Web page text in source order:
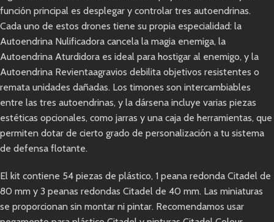
función principal es desplegar y controlar tres autoendrinas.
Cada uno de estos drones tiene su propia especialidad: la
Autoendrina Nulificadora cancela la magia enemiga, la
Autoendrina Aturdidora es ideal para hostigar al enemigo, y la
Autoendrina Revientaagravios debilita objetivos resistentes o
remata unidades dañadas. Los timones son intercambiables
entre las tres autoendrinas, y la dársena incluye varias piezas
estéticas opcionales, como jarras y una caja de herramientas, que
permiten dotar de cierto grado de personalización a tu sistema
de defensa flotante.
El kit contiene 54 piezas de plástico, 1 peana redonda Citadel de
80 mm y 3 peanas redondas Citadel de 40 mm. Las miniaturas
se proporcionan sin montar ni pintar. Recomendamos usar